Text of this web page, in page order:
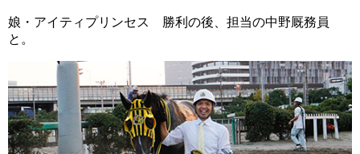
娘・アイティプリンセス 勝利の後、担当の中野厩務員
と。